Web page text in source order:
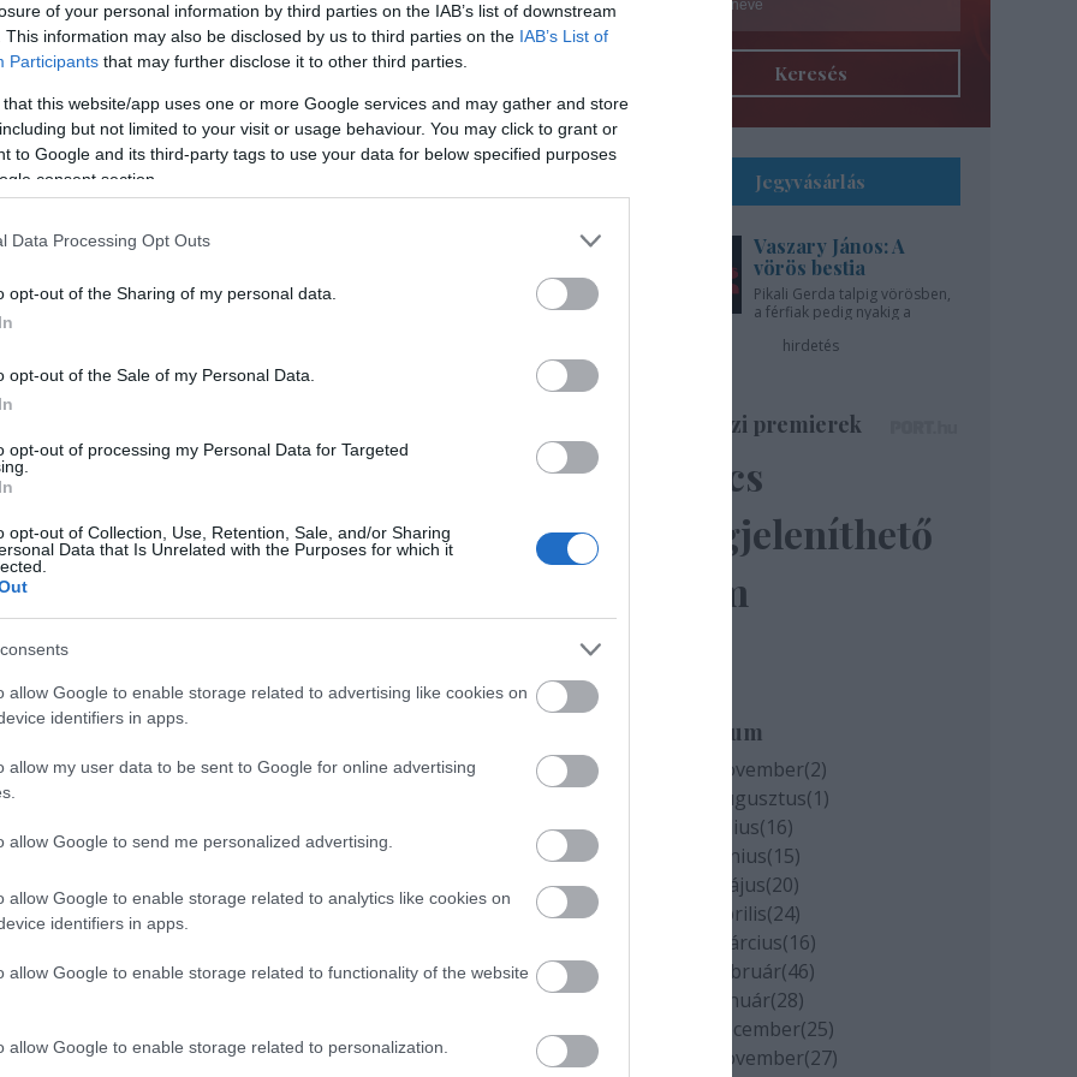
of your personal information by third parties on the IAB’s list of downstream
This information may also be disclosed by us to third parties on the IAB’s List of
Participants that may further disclose it to other third parties.
that this website/app uses one or more Google services and may gather and store
but not limited to your visit or usage behaviour. You may click to grant or
to Google and its third-party tags to use your data for below specified purposes
consent section.
Data Processing Opt Outs
opt-out of the Sharing of my personal data.
opt-out of the Sale of my Personal Data.
opt-out of processing my Personal Data for Targeted
opt-out of Collection, Use, Retention, Sale, and/or Sharing
Data that Is Unrelated with the Purposes for which it
allow Google to enable storage related to advertising like cookies on
identifiers in apps.
allow my user data to be sent to Google for online advertising
allow Google to send me personalized advertising.
allow Google to enable storage related to analytics like cookies on
identifiers in apps.
allow Google to enable storage related to functionality of the website
allow Google to enable storage related to personalization.
Sodró Eliza: "Színészként a katarzist nem
tudjuk garantálni"
„Ilyen rendkívüli és teljesen egyedi helyzettel
még nem kellett szembenéznünk.”
terjedését megakadályozó és érthető kormányzati
Őze Áron: „a színház élő műfaj, amelynek varázsa
A Bartók Kamaraszínház és Művészetek Háza
Magyarországon elsőként előleget fizet jövedelem
bevezetett korlátozások időszaka alatt.
Kovács András Péter: „Mindig átéreztem a
humoristák társadalmi felelősségvállalásának
leghatásosabban szólította meg az embereket a
András Péter karantén slágerével, amely pillanatok
Keresés
Jegyvásárlás
Vaszary János: A
vörös bestia
Pikali Gerda talpig vörösben,
a férfiak pedig nyakig a
hirdetés
Színházi premierek
Nincs
megjeleníthető
elem
Archívum
2020 november(2)
2020 augusztus(1)
2020 július(16)
2020 június(15)
2020 május(20)
2020 április(24)
2020 március(16)
2020 február(46)
2020 január(28)
2019 december(25)
2019 november(27)